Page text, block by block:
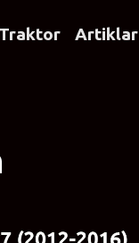
Artiklar